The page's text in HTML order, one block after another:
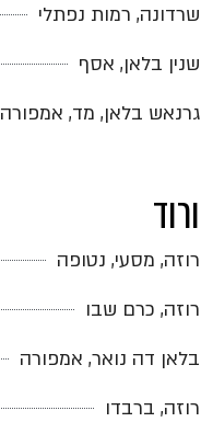
שרדונה, רמות נפתלי
שנין בלאן, אסף
גרנאש בלאן, מד, אמפורה
ורוד
רוזה, מסעי, נטופה
רוזה, כרם שבו
בלאן דה נואר, אמפורה
רוזה, ברבדו